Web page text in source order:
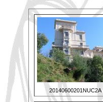
20140600201NUC2A